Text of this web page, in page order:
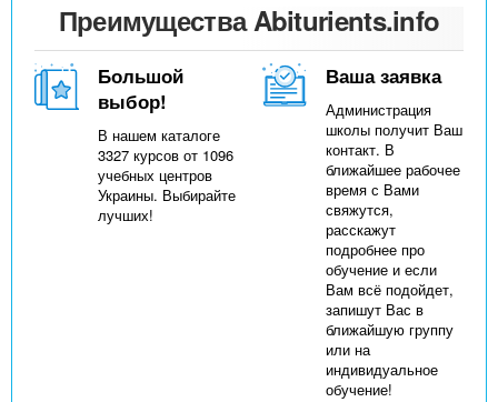
Преимущества Abiturients.info
Большой
выбор!
В нашем каталоге
3327 курсов от 1096
учебных центров
Украины. Выбирайте
лучших!
Ваша заявка
Администрация
школы получит Ваш
контакт. В
ближайшее рабочее
время с Вами
свяжутся,
расскажут
подробнее про
обучение и если
Вам всё подойдет,
запишут Вас в
ближайшую группу
или на
индивидуальное
обучение!